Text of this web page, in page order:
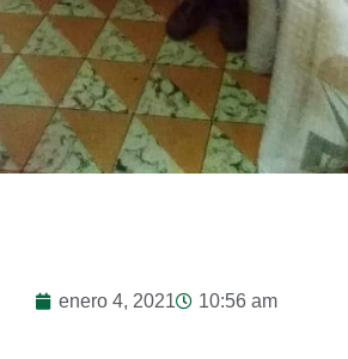
enero 4, 2021 10:56 am